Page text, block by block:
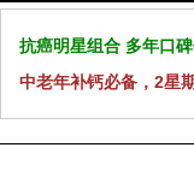
抗癌明星组合 多年口
中老年补钙必备，2星